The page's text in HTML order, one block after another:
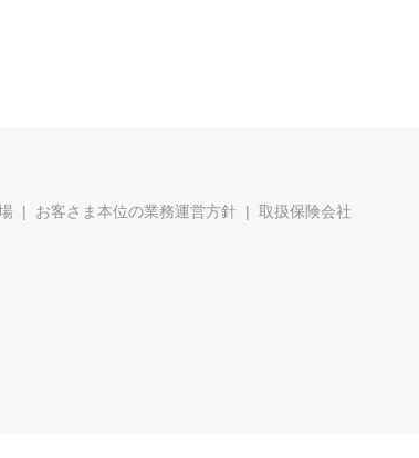
お客さま本位の業務運営方針 取扱保険会社